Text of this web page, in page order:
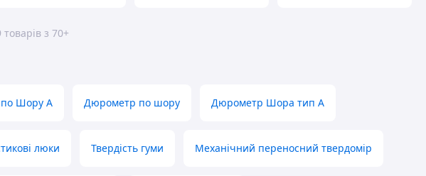
з 70+
по Шору А Дюрометр по шору Дюрометр Шора тип А
люки Твердість гуми Механічний переносний твердомір